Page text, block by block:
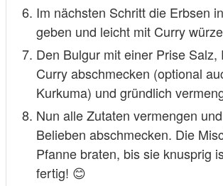
Im nächsten Schritt die Erbsen
geben und leicht mit Curry
Den Bulgur mit einer Prise Salz,
Curry abschmecken (optional
Kurkuma) und gründlich
Nun alle Zutaten vermengen
Belieben abschmecken. Die
Pfanne braten, bis sie knusprig
fertig! 😊